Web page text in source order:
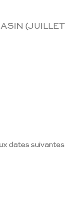
(JUILLET
dates suivantes